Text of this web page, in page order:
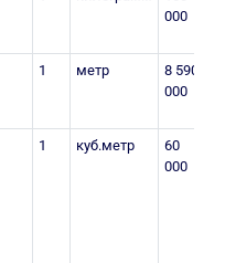
000
1 метр
8 590
000
1 куб.метр
60
000